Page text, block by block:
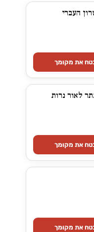
העברי
את מקומך
את מקומך
את מקומך